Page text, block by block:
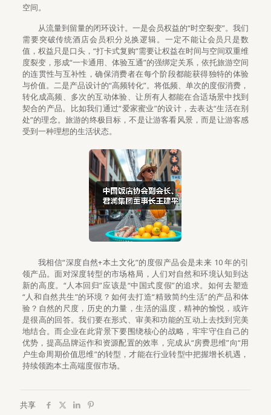
空间。
从流量到留量的闭环设计。一是会员权益的“时空裂变”。我们
需要突破传统酒店会员积分兑换逻辑。一定不能让会员只是数
值，权益只是口头，“打卡式复购”需要让权益在时间与空间双重维
度裂变，形成“一卡通用、体验互通”的强绑定关系，依托旅游空间
的连贯性与互补性，确保消费者在每个阶段都能获得独特的体验
与价值。二是产品设计的“高频转化”。将低频、单次的度假消费，
转化成高频、多次的互动体验、让所有人都能在合适场景中找到
契合的产品。比如我们通过“爱家蜜业”的设计，去表达“生活在别
处”的理念。旅游的终极目标，不是让游客看风景，而是让游客感
受到一种理想的生活状态。
我相信“深度自然+本土文化”的度假产品会是未来 10 年的引
领产品。面对深度转型的市场格局，人们对自然和环境认知到达
新的高度。“人本回归”应该是“中国式度假”的追求。如何去塑造
“人和自然共生”的环境？如何去打造“精致简约生活”的产品和体
验？自然的尺度，历史的力量，生活的温度，精神的愉悦，或许
是很高的回答。我们要在形式、审美和功能的互动上去找到完美
地结合。而企业在此背景下要围绕核心的战略，牢牢守住自己的
优势，提高品牌运作和资源配置的效率，完成从“房费思维”向“用
户生命周期价值思维”的转型，才能在行业转型中把握增长机遇，
持续领跑本土高端度假市场。
共享